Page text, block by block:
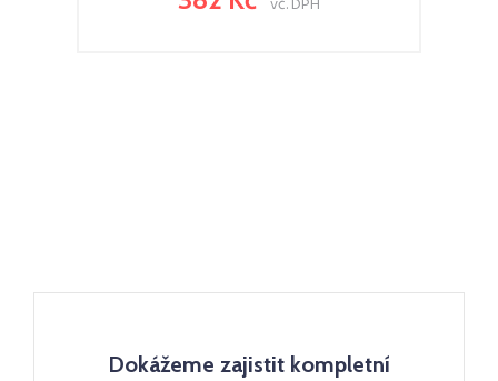
Dokážeme zajistit kompletní